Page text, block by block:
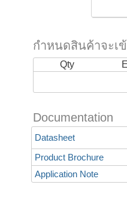
กำหนดสินค้าจะเ
Qty
Documentation
Datasheet
Product Brochure
Application Note